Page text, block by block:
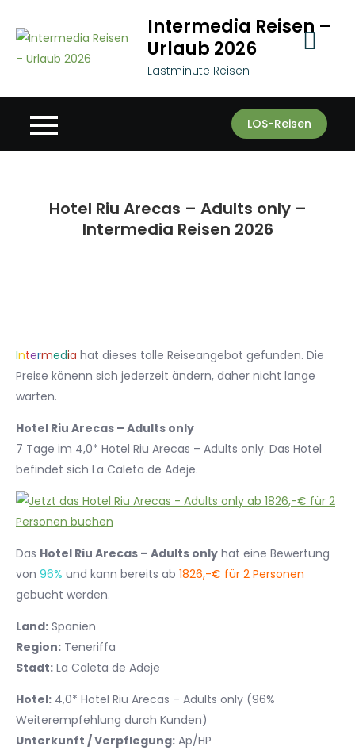
content
Intermedia Reisen –
Urlaub 2026
Lastminute Reisen
LOS-Reisen
Hotel Riu Arecas – Adults only –
Intermedia Reisen 2026
Intermedia hat dieses tolle Reiseangebot gefunden. Die
Preise könenn sich jederzeit ändern, daher nicht lange
warten.
Hotel Riu Arecas – Adults only
7 Tage im 4,0* Hotel Riu Arecas – Adults only. Das Hotel
befindet sich La Caleta de Adeje.
Das Hotel Riu Arecas – Adults only hat eine Bewertung
von 96% und kann bereits ab 1826,-€ für 2 Personen
gebucht werden.
Land: Spanien
Region: Teneriffa
Stadt: La Caleta de Adeje
Hotel: 4,0* Hotel Riu Arecas – Adults only (96%
Weiterempfehlung durch Kunden)
Unterkunft / Verpflegung: Ap/HP